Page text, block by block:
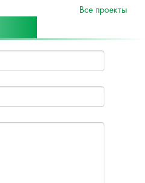
Все проекты